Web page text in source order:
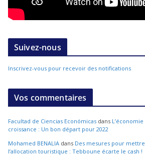
Suivez-nous
Inscrivez-vous pour recevoir des notifications
Vos commentaires
Facultad de Ciencias Económicas dans
croissance : Un bon départ pour 2022
Mohamed BENALIA dans Des mesures pour
l’allocation touristique : Tebboune écarte le cash !